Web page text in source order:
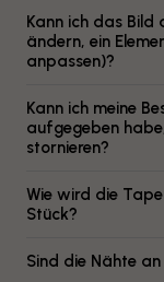
Kann ich das Bild
ändern, ein
anpassen)?
Kann ich meine
aufgegeben
stornieren?
Wie wird die
Stück?
Sind die Nähte